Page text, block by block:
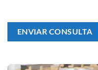
ENVIAR CONSULTA